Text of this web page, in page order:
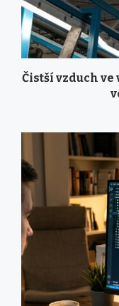
Čistší vzduch ve